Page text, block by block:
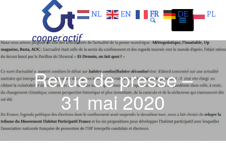
Revue de presse –
31 mai 2020
NL EN FR DE PL